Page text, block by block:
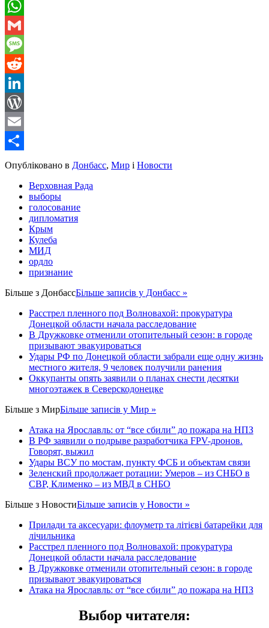
Telegram
WhatsApp
Gmail
Message
Reddit
LinkedIn
WordPress
Email
Share
Опубліковано в Донбасс, Мир і Новости
Верховная Рада
выборы
голосование
дипломатия
Крым
Кулеба
МИД
ордло
признание
Більше з ДонбассБільше записів у Донбасс »
Расстрел пленного под Волновахой: прокуратура
Донецкой области начала расследование
В Дружковке отменили отопительный сезон: в городе
призывают эвакуироваться
Удары РФ по Донецкой области забрали еще одну жизнь
местного жителя, 9 человек получили ранения
Оккупанты опять заявили о планах снести десятки
многоэтажек в Северскодонецке
Більше з МирБільше записів у Мир »
Атака на Ярославль: от “все сбили” до пожара на НПЗ
В РФ заявили о подрыве разработчика FPV-дронов.
Говорят, выжил
Удары ВСУ по мостам, пункту ФСБ и объектам связи
Зеленский продолжает ротации: Умеров – из СНБО в
СВР, Клименко – из МВД в СНБО
Більше з НовостиБільше записів у Новости »
Прилади та аксесуари: флоуметр та літієві батарейки для
лічильника
Расстрел пленного под Волновахой: прокуратура
Донецкой области начала расследование
В Дружковке отменили отопительный сезон: в городе
призывают эвакуироваться
Атака на Ярославль: от “все сбили” до пожара на НПЗ
Выбор читателя: